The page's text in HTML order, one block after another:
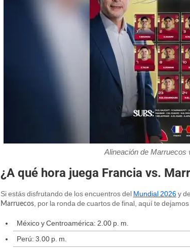
Alineación de Marruecos
¿A qué hora juega Francia vs.
Si estás disfrutando de los encuentros del Mundial 2026y
Marruecos, por la ronda de cuartos de final, aquí te
México y Centroamérica: 2.00 p. m.
Perú: 3.00 p. m.